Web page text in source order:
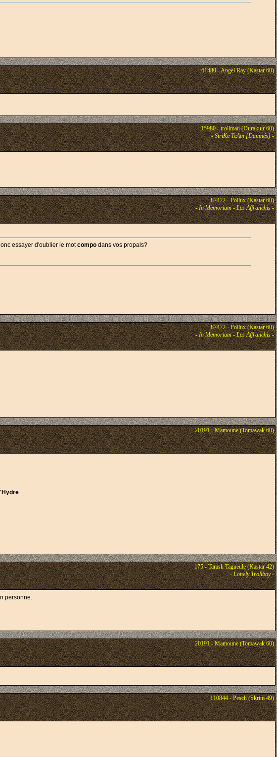
61480 - Angel Ray (Kastar 60)
15980 - trollman (Durakuir 60)
-StriKe TeAm [Damnés]-
87472 - Pollux (Kastar 60)
-In Memoriam - Les Affranchis-
essayer d'oublier le motcompo dans vos propals?
87472 - Pollux (Kastar 60)
-In Memoriam - Les Affranchis-
20191 - Mamoune (Tomawak 60)
175 - Tarash Tagueule (Kastar 42)
-Lonely Trollboy-
personne.
20191 - Mamoune (Tomawak 60)
110844 - Pesch (Skrim 49)